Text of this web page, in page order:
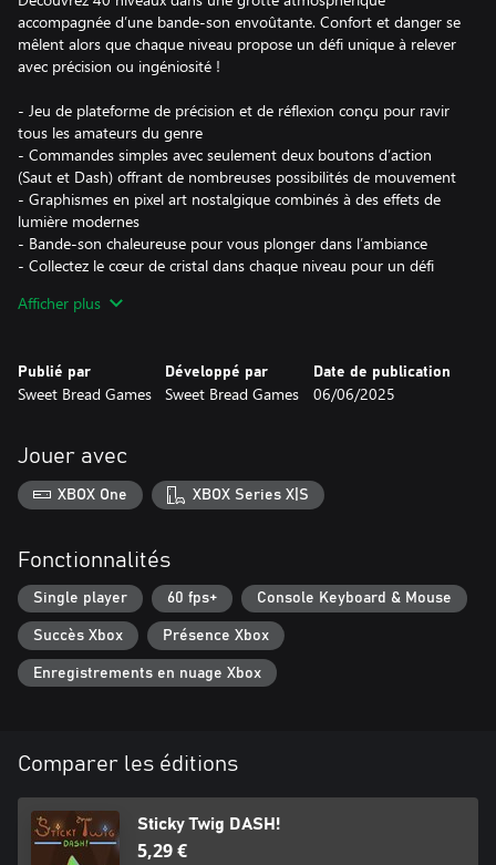
accompagnée d’une bande-son envoûtante. Confort et danger se
mêlent alors que chaque niveau propose un défi unique à relever
avec précision ou ingéniosité !
- Jeu de plateforme de précision et de réflexion conçu pour ravir
tous les amateurs du genre
- Commandes simples avec seulement deux boutons d’action
(Saut et Dash) offrant de nombreuses possibilités de mouvement
- Graphismes en pixel art nostalgique combinés à des effets de
lumière modernes
- Bande-son chaleureuse pour vous plonger dans l’ambiance
- Collectez le cœur de cristal dans chaque niveau pour un défi
Afficher plus
Publié par
Sweet Bread Games
Développé par
Sweet Bread Games
Date de publication
06/06/2025
Jouer avec
XBOX One XBOX Series X|S
Fonctionnalités
Single player 60 fps+ Console Keyboard & Mouse
Succès Xbox Présence Xbox
Enregistrements en nuage Xbox
Comparer les éditions
Sticky Twig DASH!
5,29 €